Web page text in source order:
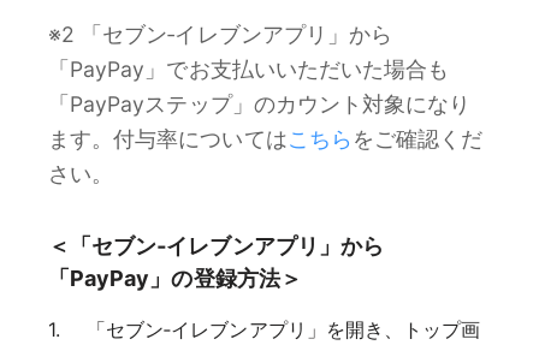
※2 「セブン‐イレブンアプリ」から
「PayPay」でお支払いいただいた場合も
「PayPayステップ」のカウント対象になり
ます。付与率についてはこちら をご確認くだ
さい。
＜「セブン‐イレブンアプリ」から
「PayPay」の登録方法＞
「セブン‐イレブンアプリ」を開き、トップ画